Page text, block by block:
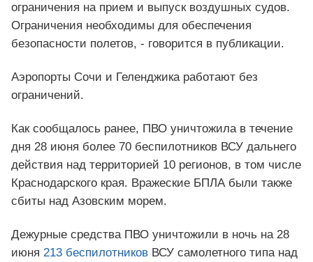
ограничения на прием и выпуск воздушных судов.
Ограничения необходимы для обеспечения
безопасности полетов, - говорится в публикации.
Аэропорты Сочи и Геленджика работают без
ограничений.
Как сообщалось ранее, ПВО уничтожила в течение
дня 28 июня более 70 беспилотников ВСУ дальнего
действия над территорией 10 регионов, в том числе
Краснодарского края. Вражеские БПЛА были также
сбиты над Азовским морем.
Дежурные средства ПВО уничтожили в ночь на 28
июня 213 беспилотников ВСУ самолетного типа над